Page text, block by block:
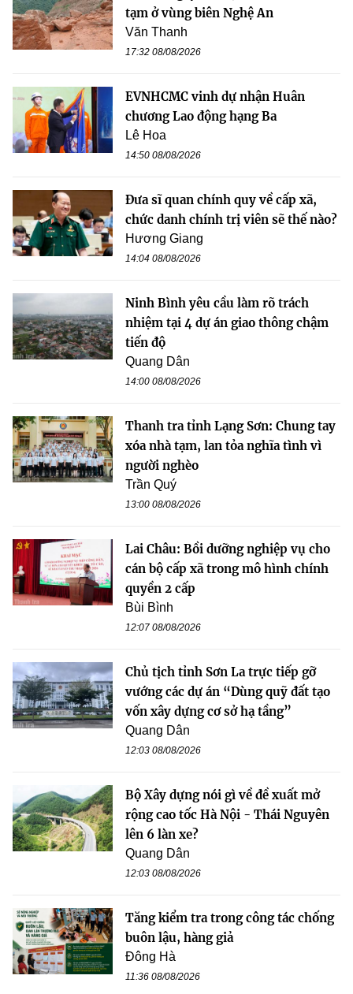
tạm ở vùng biên Nghệ An
Văn Thanh
17:32 08/08/2026
EVNHCMC vinh dự nhận Huân
chương Lao động hạng Ba
Lê Hoa
14:50 08/08/2026
Đưa sĩ quan chính quy về cấp xã,
chức danh chính trị viên sẽ thế nào?
Hương Giang
14:04 08/08/2026
Ninh Bình yêu cầu làm rõ trách
nhiệm tại 4 dự án giao thông chậm
tiến độ
Quang Dân
14:00 08/08/2026
Thanh tra tỉnh Lạng Sơn: Chung tay
xóa nhà tạm, lan tỏa nghĩa tình vì
người nghèo
Trần Quý
13:00 08/08/2026
Lai Châu: Bồi dưỡng nghiệp vụ cho
cán bộ cấp xã trong mô hình chính
quyền 2 cấp
Bùi Bình
12:07 08/08/2026
Chủ tịch tỉnh Sơn La trực tiếp gỡ
vướng các dự án “Dùng quỹ đất tạo
vốn xây dựng cơ sở hạ tầng”
Quang Dân
12:03 08/08/2026
Bộ Xây dựng nói gì về đề xuất mở
rộng cao tốc Hà Nội - Thái Nguyên
lên 6 làn xe?
Quang Dân
12:03 08/08/2026
Tăng kiểm tra trong công tác chống
buôn lậu, hàng giả
Đông Hà
11:36 08/08/2026